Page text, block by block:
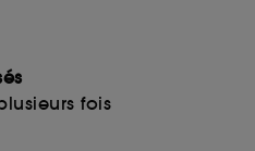
fois